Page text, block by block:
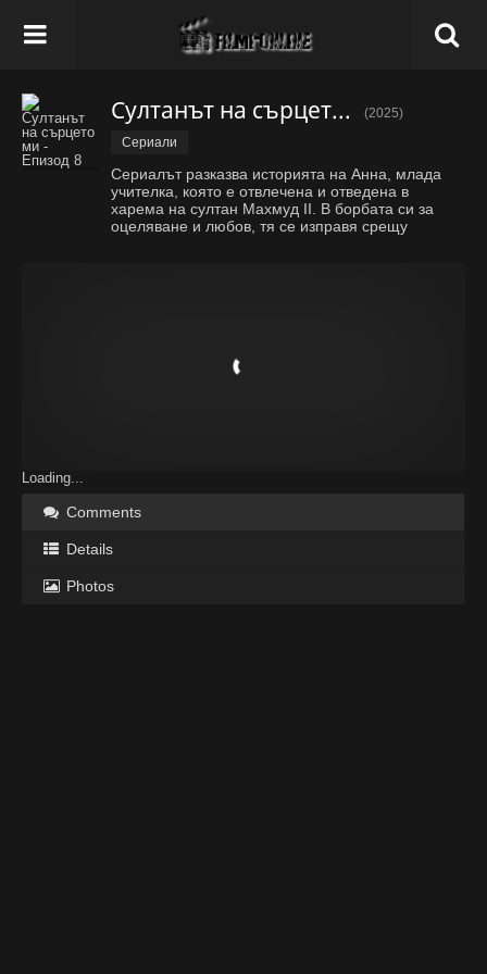
Султанът на сърцето ми - Епизод 8
(2025)
Сериали
Сериалът разказва историята на Анна, млада
учителка, която е отвлечена и отведена в
харема на султан Махмуд II. В борбата си за
оцеляване и любов, тя се изправя срещу
Loading...
Comments
Details
Photos